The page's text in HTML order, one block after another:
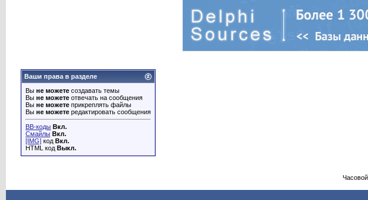
Ваши права в разделе
Вы не можете создавать темы
Вы не можете отвечать на сообщения
Вы не можете прикреплять файлы
Вы не можете редактировать сообщения
BB-коды Вкл.
Смайлы Вкл.
[IMG] код Вкл.
HTML код Выкл.